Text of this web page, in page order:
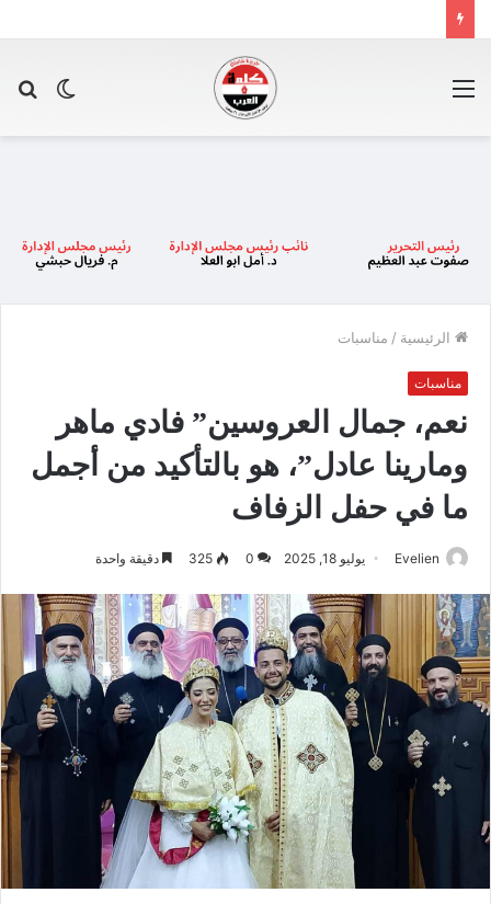
الوضع
الرئيسية / مناسبات
مناسبات
نعم، جمال العروسين” فادي ماهر
ومارينا عادل”، هو بالتأكيد من أجمل
ما في حفل الزفاف
Evelien يوليو 18, 2025 0
325 دقيقة واحدة